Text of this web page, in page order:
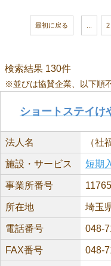
最初に戻る 2
検索結果 130件
※並びは協賛企業、以下順
ショートステイけ
法人名 （社
施設・サービス 短期
事業所番号
所在地 埼玉
電話番号 048-
FAX番号 048-